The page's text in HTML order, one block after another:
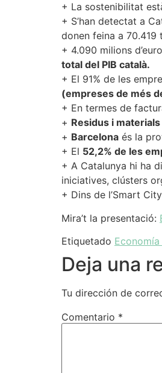
+ La sostenibilitat
+ S’han detectat a
donen feina a 70.419
+ 4.090 milions
total del PIB català.
+ El 91% de les
(empreses de més
+ En termes de
+ Residus i materials
+ Barcelona és la
+ El 52,2% de les
+ A Catalunya hi ha
iniciatives, clústers
+ Dins de l’Smart
Mira’t la presentació:
Etiquetado
Deja una
Tu dirección de
Comentario *